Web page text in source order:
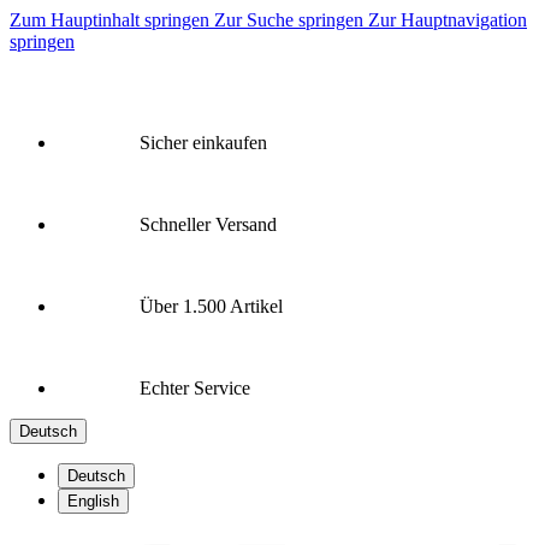
Zum Hauptinhalt springen Zur Suche springen Zur Hauptnavigation
springen
Sicher einkaufen
Schneller Versand
Über 1.500 Artikel
Echter Service
Deutsch
Deutsch
English